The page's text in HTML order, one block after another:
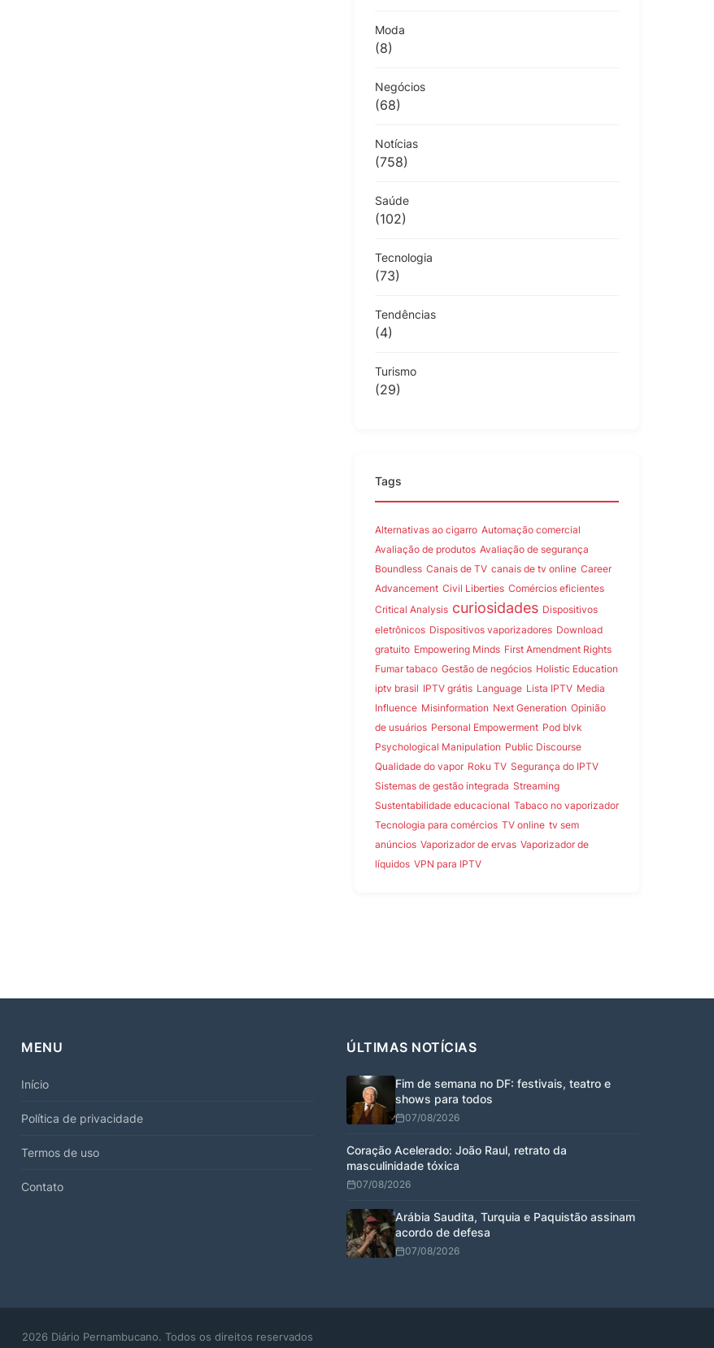
Moda
(8)
Negócios
(68)
Notícias
(758)
Saúde
(102)
Tecnologia
(73)
Tendências
(4)
Turismo
(29)
Tags
Alternativas ao cigarro Automação comercial
Avaliação de produtos Avaliação de segurança
Boundless Canais de TV canais de tv online Career
Advancement Civil Liberties Comércios eficientes
Critical Analysis curiosidades Dispositivos
eletrônicos Dispositivos vaporizadores Download
gratuito Empowering Minds First Amendment Rights
Fumar tabaco Gestão de negócios Holistic Education
iptv brasil IPTV grátis Language Lista IPTV Media
Influence Misinformation Next Generation Opinião
de usuários Personal Empowerment Pod blvk
Psychological Manipulation Public Discourse
Qualidade do vapor Roku TV Segurança do IPTV
Sistemas de gestão integrada Streaming
Sustentabilidade educacional Tabaco no vaporizador
Tecnologia para comércios TV online tv sem
anúncios Vaporizador de ervas Vaporizador de
líquidos VPN para IPTV
MENU
Início
Política de privacidade
Termos de uso
Contato
ÚLTIMAS NOTÍCIAS
Fim de semana no DF: festivais, teatro e
shows para todos
07/08/2026
Coração Acelerado: João Raul, retrato da
masculinidade tóxica
07/08/2026
Arábia Saudita, Turquia e Paquistão assinam
acordo de defesa
07/08/2026
2026 Diário Pernambucano. Todos os direitos reservados